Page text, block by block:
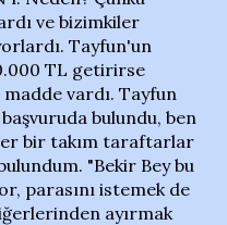
ve bizimkiler
Tayfun'un
TL getirirse
vardı. Tayfun
bulundu, ben
bir takım taraftarlar
"Bekir Bey bu
parasını istemek de
ayırmak